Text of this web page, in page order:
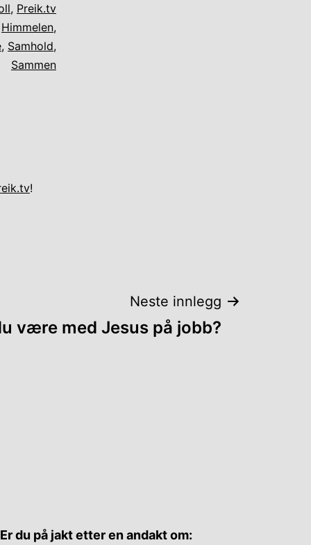
, Preik.tv
Himmelen,
, Samhold,
Sammen
!
Neste innlegg
være med Jesus på jobb?
Er du på jakt etter en andakt om: